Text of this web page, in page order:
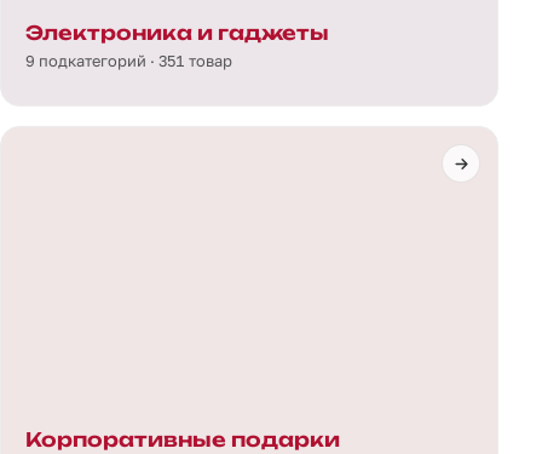
Электроника и гаджеты
9 подкатегорий · 351 товар
Корпоративные подарки